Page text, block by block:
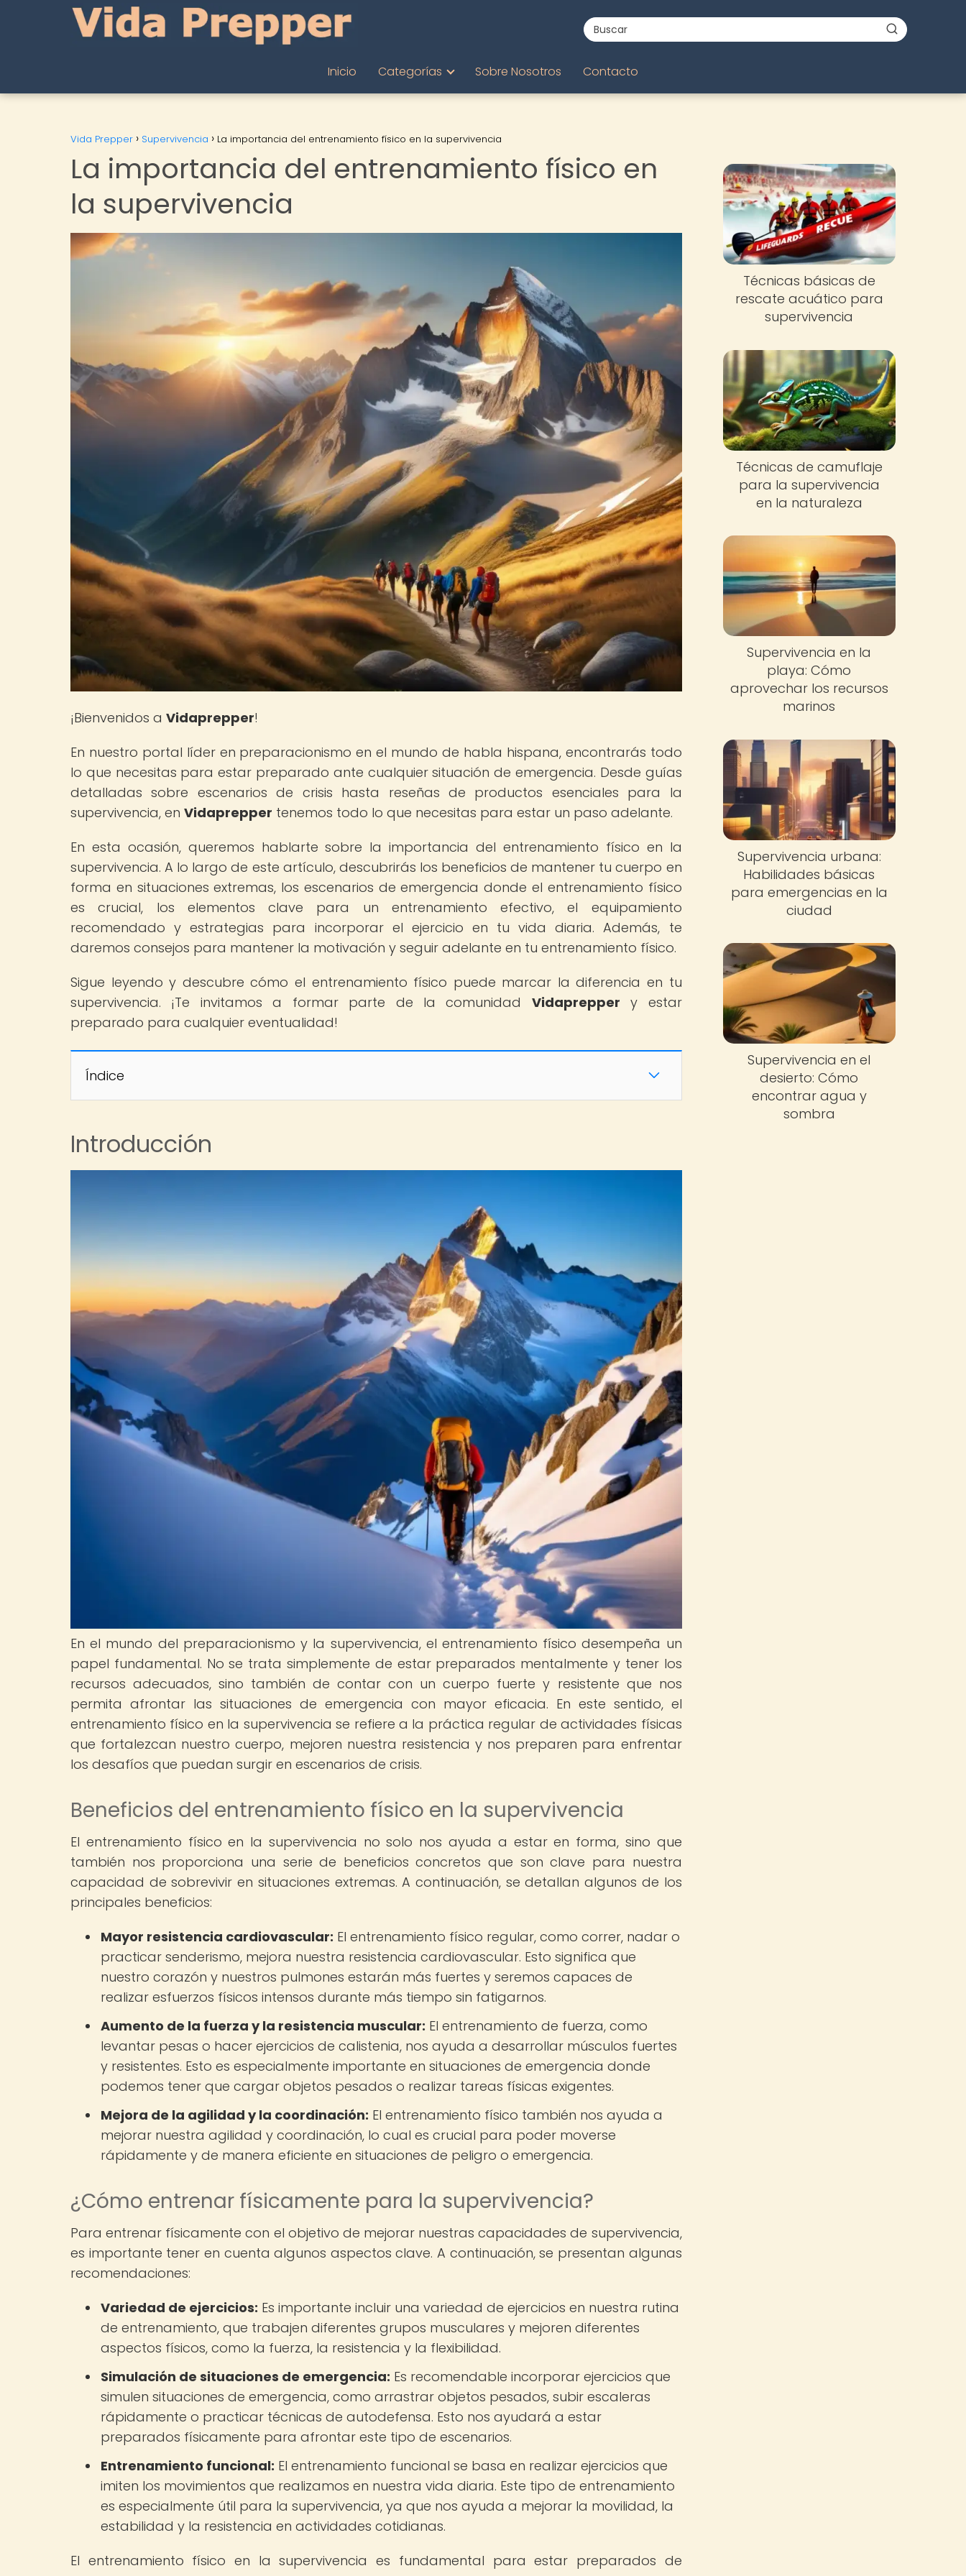
Inicio Categorías Sobre Nosotros Contacto
Vida Prepper Supervivencia La importancia del entrenamiento físico en la supervivencia
La importancia del entrenamiento físico en
la supervivencia
¡Bienvenidos a Vidaprepper!
En nuestro portal líder en preparacionismo en el mundo de habla hispana, encontrarás todo
lo que necesitas para estar preparado ante cualquier situación de emergencia. Desde guías
detalladas sobre escenarios de crisis hasta reseñas de productos esenciales para la
supervivencia, en Vidaprepper tenemos todo lo que necesitas para estar un paso adelante.
En esta ocasión, queremos hablarte sobre la importancia del entrenamiento físico en la
supervivencia. A lo largo de este artículo, descubrirás los beneficios de mantener tu cuerpo en
forma en situaciones extremas, los escenarios de emergencia donde el entrenamiento físico
es crucial, los elementos clave para un entrenamiento efectivo, el equipamiento
recomendado y estrategias para incorporar el ejercicio en tu vida diaria. Además, te
daremos consejos para mantener la motivación y seguir adelante en tu entrenamiento físico.
Sigue leyendo y descubre cómo el entrenamiento físico puede marcar la diferencia en tu
supervivencia. ¡Te invitamos a formar parte de la comunidad Vidaprepper y estar
preparado para cualquier eventualidad!
Índice
Introducción
En el mundo del preparacionismo y la supervivencia, el entrenamiento físico desempeña un
papel fundamental. No se trata simplemente de estar preparados mentalmente y tener los
recursos adecuados, sino también de contar con un cuerpo fuerte y resistente que nos
permita afrontar las situaciones de emergencia con mayor eficacia. En este sentido, el
entrenamiento físico en la supervivencia se refiere a la práctica regular de actividades físicas
que fortalezcan nuestro cuerpo, mejoren nuestra resistencia y nos preparen para enfrentar
los desafíos que puedan surgir en escenarios de crisis.
Beneficios del entrenamiento físico en la supervivencia
El entrenamiento físico en la supervivencia no solo nos ayuda a estar en forma, sino que
también nos proporciona una serie de beneficios concretos que son clave para nuestra
capacidad de sobrevivir en situaciones extremas. A continuación, se detallan algunos de los
principales beneficios:
Mayor resistencia cardiovascular: El entrenamiento físico regular, como correr, nadar o
practicar senderismo, mejora nuestra resistencia cardiovascular. Esto significa que
nuestro corazón y nuestros pulmones estarán más fuertes y seremos capaces de
realizar esfuerzos físicos intensos durante más tiempo sin fatigarnos.
Aumento de la fuerza y la resistencia muscular: El entrenamiento de fuerza, como
levantar pesas o hacer ejercicios de calistenia, nos ayuda a desarrollar músculos fuertes
y resistentes. Esto es especialmente importante en situaciones de emergencia donde
podemos tener que cargar objetos pesados o realizar tareas físicas exigentes.
Mejora de la agilidad y la coordinación: El entrenamiento físico también nos ayuda a
mejorar nuestra agilidad y coordinación, lo cual es crucial para poder moverse
rápidamente y de manera eficiente en situaciones de peligro o emergencia.
¿Cómo entrenar físicamente para la supervivencia?
Para entrenar físicamente con el objetivo de mejorar nuestras capacidades de supervivencia,
es importante tener en cuenta algunos aspectos clave. A continuación, se presentan algunas
recomendaciones:
Variedad de ejercicios: Es importante incluir una variedad de ejercicios en nuestra rutina
de entrenamiento, que trabajen diferentes grupos musculares y mejoren diferentes
aspectos físicos, como la fuerza, la resistencia y la flexibilidad.
Simulación de situaciones de emergencia: Es recomendable incorporar ejercicios que
simulen situaciones de emergencia, como arrastrar objetos pesados, subir escaleras
rápidamente o practicar técnicas de autodefensa. Esto nos ayudará a estar
preparados físicamente para afrontar este tipo de escenarios.
Entrenamiento funcional: El entrenamiento funcional se basa en realizar ejercicios que
imiten los movimientos que realizamos en nuestra vida diaria. Este tipo de entrenamiento
es especialmente útil para la supervivencia, ya que nos ayuda a mejorar la movilidad, la
estabilidad y la resistencia en actividades cotidianas.
El entrenamiento físico en la supervivencia es fundamental para estar preparados de
Técnicas básicas de
rescate acuático para
supervivencia
Técnicas de camuflaje
para la supervivencia
en la naturaleza
Supervivencia en la
playa: Cómo
aprovechar los recursos
marinos
Supervivencia urbana:
Habilidades básicas
para emergencias en la
ciudad
Supervivencia en el
desierto: Cómo
encontrar agua y
sombra